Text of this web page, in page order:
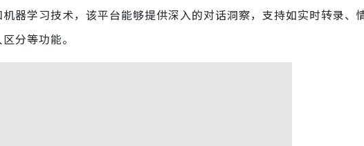
器学习技术，该平台能够提供深入的对话洞察，支持如实时转录、
分等功能。